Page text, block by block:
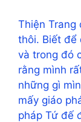
Thiện Trang
thôi. Biết để
và trong đó
rằng mình
những gì
mấy giáo
pháp Tứ đế